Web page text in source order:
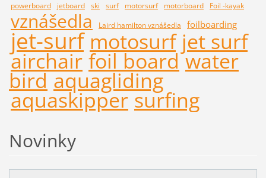
powerboard
jetboard ski surf motorsurf motorboard Foil -kayak
vznášedla Laird hamilton vznášedla foilboarding
jet-surf motosurf jet surf
airchair foil board water
bird aquagliding
aquaskipper surfing
Novinky